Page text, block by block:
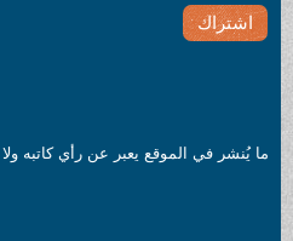
كاتبه ولا يعبر بالضرور عن رأي الرابطة